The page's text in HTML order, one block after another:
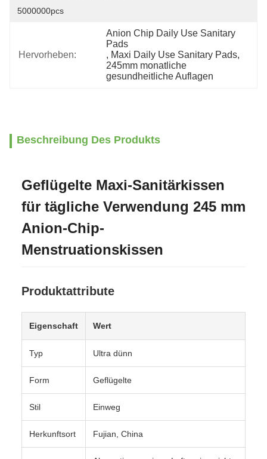
5000000pcs
Hervorheben:
Anion Chip Daily Use Sanitary
Pads
, Maxi Daily Use Sanitary Pads,
245mm monatliche
gesundheitliche Auflagen
Beschreibung Des Produkts
Geflügelte Maxi-Sanitärkissen
für tägliche Verwendung 245 mm
Anion-Chip-
Menstruationskissen
Produktattribute
Eigenschaft Wert
Typ Ultra dünn
Form Geflügelte
Stil Einweg
Herkunftsort Fujian, China